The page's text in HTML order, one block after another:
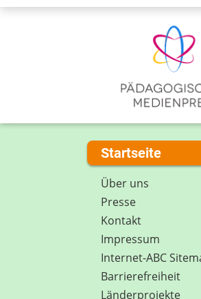
Startseite
Über uns
Presse
Kontakt
Impressum
Internet-ABC
Barrierefreiheit
Länderprojekte